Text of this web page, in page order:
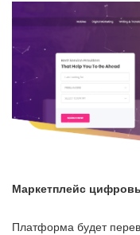
Маркетплейс
Платформа будет